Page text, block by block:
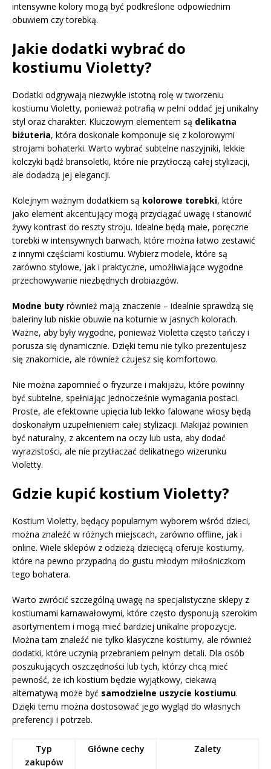
intensywne kolory mogą być podkreślone odpowiednim
obuwiem czy torebką.
Jakie dodatki wybrać do
kostiumu Violetty?
Dodatki odgrywają niezwykle istotną rolę w tworzeniu
kostiumu Violetty, ponieważ potrafią w pełni oddać jej unikalny
styl oraz charakter. Kluczowym elementem są delikatna
biżuteria, która doskonale komponuje się z kolorowymi
strojami bohaterki. Warto wybrać subtelne naszyjniki, lekkie
kolczyki bądź bransoletki, które nie przytłoczą całej stylizacji,
ale dodadzą jej elegancji.
Kolejnym ważnym dodatkiem są kolorowe torebki, które
jako element akcentujący mogą przyciągać uwagę i stanowić
żywy kontrast do reszty stroju. Idealne będą małe, poręczne
torebki w intensywnych barwach, które można łatwo zestawić
z innymi częściami kostiumu. Wybierz modele, które są
zarówno stylowe, jak i praktyczne, umożliwiające wygodne
przechowywanie niezbędnych drobiazgów.
Modne buty również mają znaczenie – idealnie sprawdzą się
baleriny lub niskie obuwie na koturnie w jasnych kolorach.
Ważne, aby były wygodne, ponieważ Violetta często tańczy i
porusza się dynamicznie. Dzięki temu nie tylko prezentujesz
się znakomicie, ale również czujesz się komfortowo.
Nie można zapomnieć o fryzurze i makijażu, które powinny
być subtelne, spełniając jednocześnie wymagania postaci.
Proste, ale efektowne upięcia lub lekko falowane włosy będą
doskonałym uzupełnieniem całej stylizacji. Makijaż powinien
być naturalny, z akcentem na oczy lub usta, aby dodać
wyrazistości, ale nie przytłaczać delikatnego wizerunku
Violetty.
Gdzie kupić kostium Violetty?
Kostium Violetty, będący popularnym wyborem wśród dzieci,
można znaleźć w różnych miejscach, zarówno offline, jak i
online. Wiele sklepów z odzieżą dziecięcą oferuje kostiumy,
które na pewno przypadną do gustu młodym miłośniczkom
tego bohatera.
Warto zwrócić szczególną uwagę na specjalistyczne sklepy z
kostiumami karnawałowymi, które często dysponują szerokim
asortymentem i mogą mieć bardziej unikalne propozycje.
Można tam znaleźć nie tylko klasyczne kostiumy, ale również
dodatki, które uczynią przebraniem pełnym detali. Dla osób
poszukujących oszczędności lub tych, którzy chcą mieć
pewność, że ich kostium będzie wyjątkowy, ciekawą
alternatywą może być samodzielne uszycie kostiumu.
Dzięki temu można dostosować jego wygląd do własnych
preferencji i potrzeb.
Typ
zakupów
Główne cechy Zalety